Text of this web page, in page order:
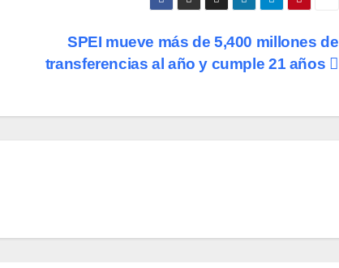
SPEI mueve más de 5,400 millones de
transferencias al año y cumple 21 años